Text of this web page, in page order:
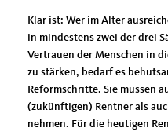
Klar ist: Wer im Alter
in mindestens zwei der drei
Vertrauen der Menschen in
zu stärken, bedarf es
Reformschritte. Sie müssen
(zukünftigen) Rentner als
nehmen. Für die heutigen